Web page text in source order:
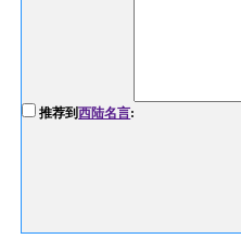
推荐到西陆名言: